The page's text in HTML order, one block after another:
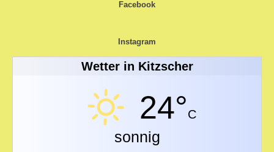
Ticket-Shop / Termine
Facebook
Instagram
Wetter in Kitzscher
24°C
sonnig